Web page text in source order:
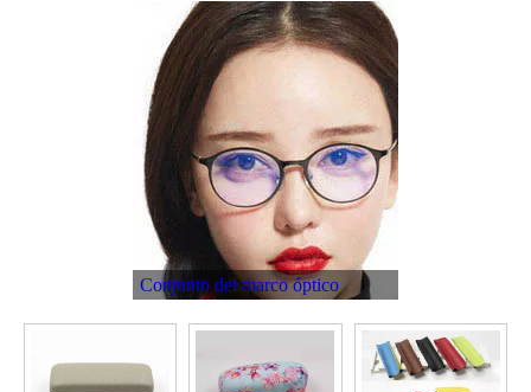
Conjunto del marco óptico